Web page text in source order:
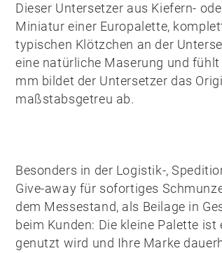
Dieser Untersetzer aus Kiefern-
Miniatur einer Europalette,
typischen Klötzchen an der
eine natürliche Maserung und
mm bildet der Untersetzer das
maßstabsgetreu ab.
Besonders in der Logistik-,
Give-away für sofortiges
dem Messestand, als Beilage in
beim Kunden: Die kleine Palette
genutzt wird und Ihre Marke